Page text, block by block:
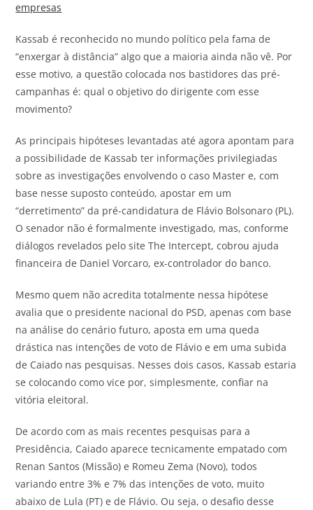
empresas
Kassab é reconhecido no mundo político pela fama de
“enxergar à distância” algo que a maioria ainda não vê. Por
esse motivo, a questão colocada nos bastidores das pré-
campanhas é: qual o objetivo do dirigente com esse
movimento?
As principais hipóteses levantadas até agora apontam para
a possibilidade de Kassab ter informações privilegiadas
sobre as investigações envolvendo o caso Master e, com
base nesse suposto conteúdo, apostar em um
“derretimento” da pré-candidatura de Flávio Bolsonaro (PL).
O senador não é formalmente investigado, mas, conforme
diálogos revelados pelo site The Intercept, cobrou ajuda
financeira de Daniel Vorcaro, ex-controlador do banco.
Mesmo quem não acredita totalmente nessa hipótese
avalia que o presidente nacional do PSD, apenas com base
na análise do cenário futuro, aposta em uma queda
drástica nas intenções de voto de Flávio e em uma subida
de Caiado nas pesquisas. Nesses dois casos, Kassab estaria
se colocando como vice por, simplesmente, confiar na
vitória eleitoral.
De acordo com as mais recentes pesquisas para a
Presidência, Caiado aparece tecnicamente empatado com
Renan Santos (Missão) e Romeu Zema (Novo), todos
variando entre 3% e 7% das intenções de voto, muito
abaixo de Lula (PT) e de Flávio. Ou seja, o desafio desse